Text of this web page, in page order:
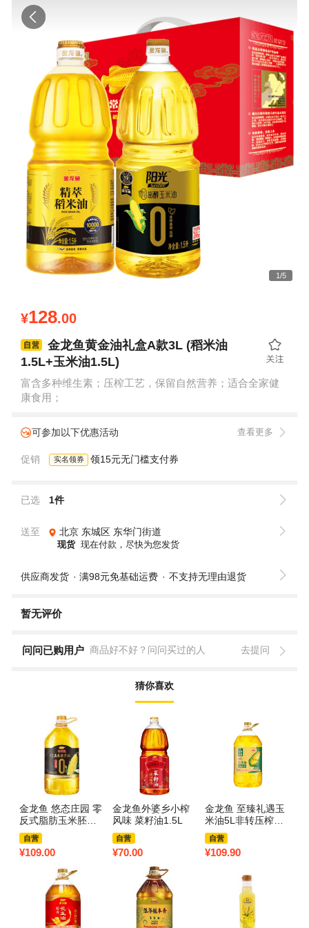
1/5
¥128.00
金龙鱼黄金油礼盒A款3L (稻米油
1.5L+玉米油1.5L)
富含多种维生素；压榨工艺，保留自然营养；适合全家健
康食用；
可参加以下优惠活动 查看更多
促销 实名领券 领15元无门槛支付券
已选 1件
送至 北京 东城区 东华门街道
现货 现在付款，尽快为您发货
供应商发货 满98元免基础运费 不支持无理由退货
暂无评价
问问已购用户 商品好不好？问问买过的人 去提问
猜你喜欢
金龙鱼 悠态庄园 零
反式脂肪玉米胚芽
油压榨一级食用油
非转基因 4L
自营
¥109.00
金龙鱼外婆乡小榨
风味 菜籽油1.5L
自营
¥70.00
金龙鱼 至臻礼遇玉
米油5L非转压榨食
用油植物油大桶装
自营
¥109.90